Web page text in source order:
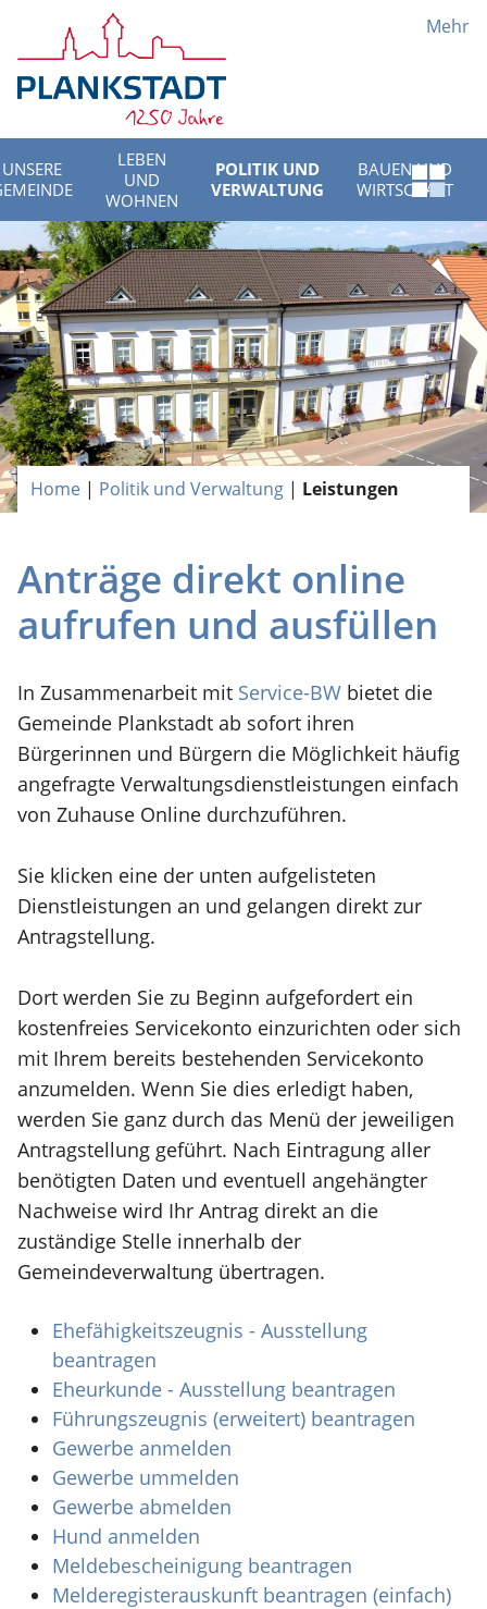
Mehr
UNSERE
LEBEN
UND
WOHNEN
POLITIK UND
VERWALTUNG
BAUEN UND
WIRTSCHAFT
Menü
öffnen
Home | Politik und Verwaltung | Leistungen
Anträge direkt online
aufrufen und ausfüllen
In Zusammenarbeit mit Service-BW bietet die
Gemeinde Plankstadt ab sofort ihren
Bürgerinnen und Bürgern die Möglichkeit häufig
angefragte Verwaltungsdienstleistungen einfach
von Zuhause Online durchzuführen.
Sie klicken eine der unten aufgelisteten
Dienstleistungen an und gelangen direkt zur
Antragstellung.
Dort werden Sie zu Beginn aufgefordert ein
kostenfreies Servicekonto einzurichten oder sich
mit Ihrem bereits bestehenden Servicekonto
anzumelden. Wenn Sie dies erledigt haben,
werden Sie ganz durch das Menü der jeweiligen
Antragstellung geführt. Nach Eintragung aller
benötigten Daten und eventuell angehängter
Nachweise wird Ihr Antrag direkt an die
zuständige Stelle innerhalb der
Gemeindeverwaltung übertragen.
Ehefähigkeitszeugnis - Ausstellung
beantragen
Eheurkunde - Ausstellung beantragen
Führungszeugnis (erweitert) beantragen
Gewerbe anmelden
Gewerbe ummelden
Gewerbe abmelden
Hund anmelden
Meldebescheinigung beantragen
Melderegisterauskunft beantragen (einfach)